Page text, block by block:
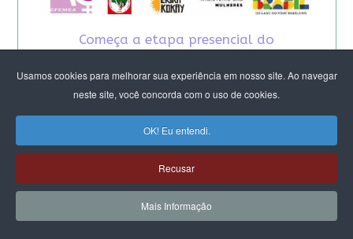
Usamos cookies para melhorar sua experiência em nosso site. Ao navegar
neste site, você concorda com o uso de cookies.
OK! Eu entendi.
Recusar
Mais Informação
Começa a etapa presencial do
2026